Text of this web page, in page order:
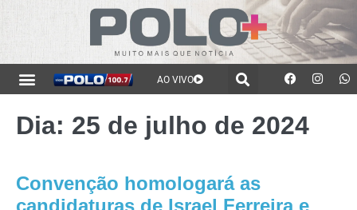
AO VIVO
Dia: 25 de julho de 2024
Convenção homologará as
candidaturas de Israel Ferreira e